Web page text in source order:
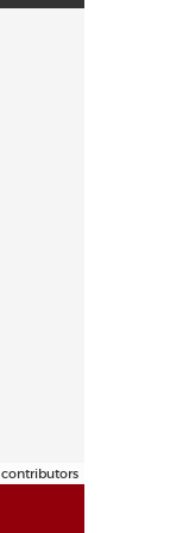
contributors